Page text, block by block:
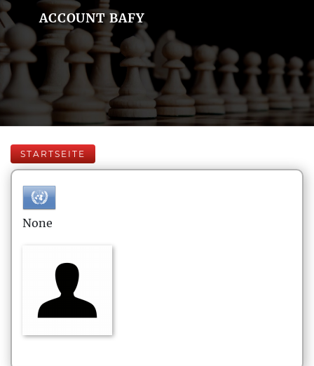
ACCOUNT BAFY
STARTSEITE
None